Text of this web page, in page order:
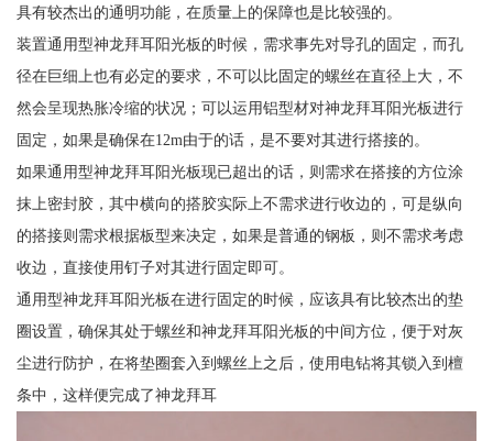
具有较杰出的通明功能，在质量上的保障也是比较强的。
装置通用型神龙拜耳阳光板的时候，需求事先对导孔的固定，而孔
径在巨细上也有必定的要求，不可以比固定的螺丝在直径上大，不
然会呈现热胀冷缩的状况；可以运用铝型材对神龙拜耳阳光板进行
固定，如果是确保在12m由于的话，是不要对其进行搭接的。
如果通用型神龙拜耳阳光板现已超出的话，则需求在搭接的方位涂
抹上密封胶，其中横向的搭胶实际上不需求进行收边的，可是纵向
的搭接则需求根据板型来决定，如果是普通的钢板，则不需求考虑
收边，直接使用钉子对其进行固定即可。
通用型神龙拜耳阳光板在进行固定的时候，应该具有比较杰出的垫
圈设置，确保其处于螺丝和神龙拜耳阳光板的中间方位，便于对灰
尘进行防护，在将垫圈套入到螺丝上之后，使用电钻将其锁入到檀
条中，这样便完成了神龙拜耳